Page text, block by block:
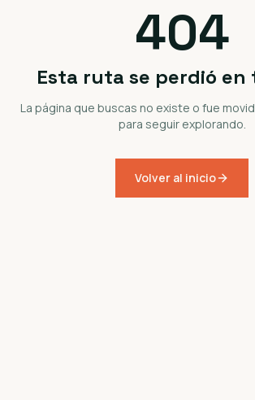
404
Esta ruta se perdió
La página que buscas no existe o fue
para seguir explorando.
Volver al inicio